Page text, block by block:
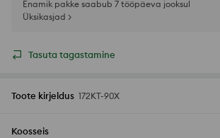
Enamik pakke saabub 7 tööpäeva jooksul
Üksikasjad >
Tasuta tagastamine
Toote kirjeldus 172KT-90X
Koosseis